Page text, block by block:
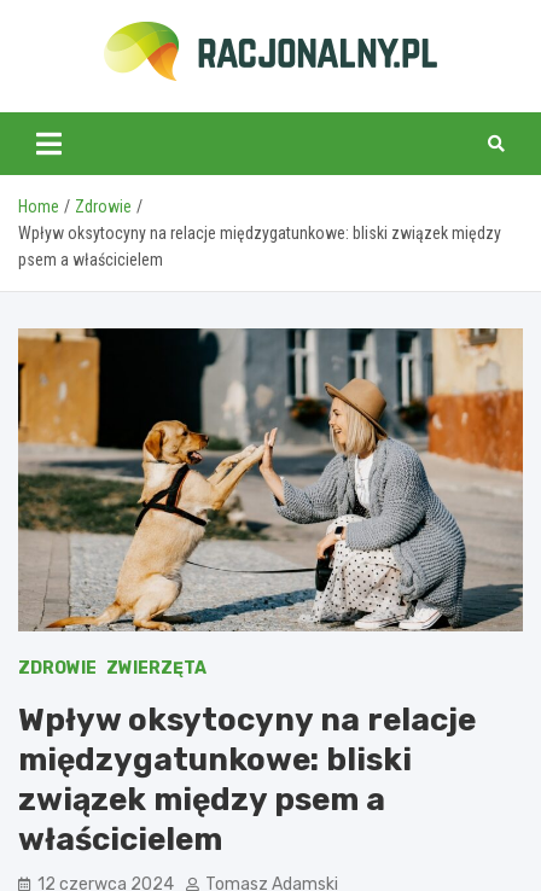
racjonalny.pl
Home
Zdrowie
Wpływ oksytocyny na relacje międzygatunkowe: bliski związek między
psem a właścicielem
ZDROWIE ZWIERZĘTA
Wpływ oksytocyny na relacje
międzygatunkowe: bliski
związek między psem a
właścicielem
12 czerwca 2024 Tomasz Adamski